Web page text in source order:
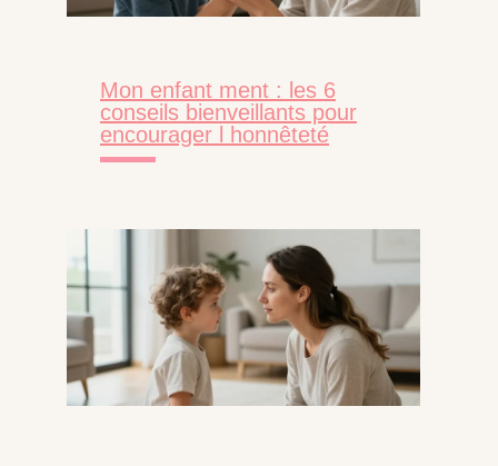
Mon enfant ment : les 6
conseils bienveillants pour
encourager l honnêteté